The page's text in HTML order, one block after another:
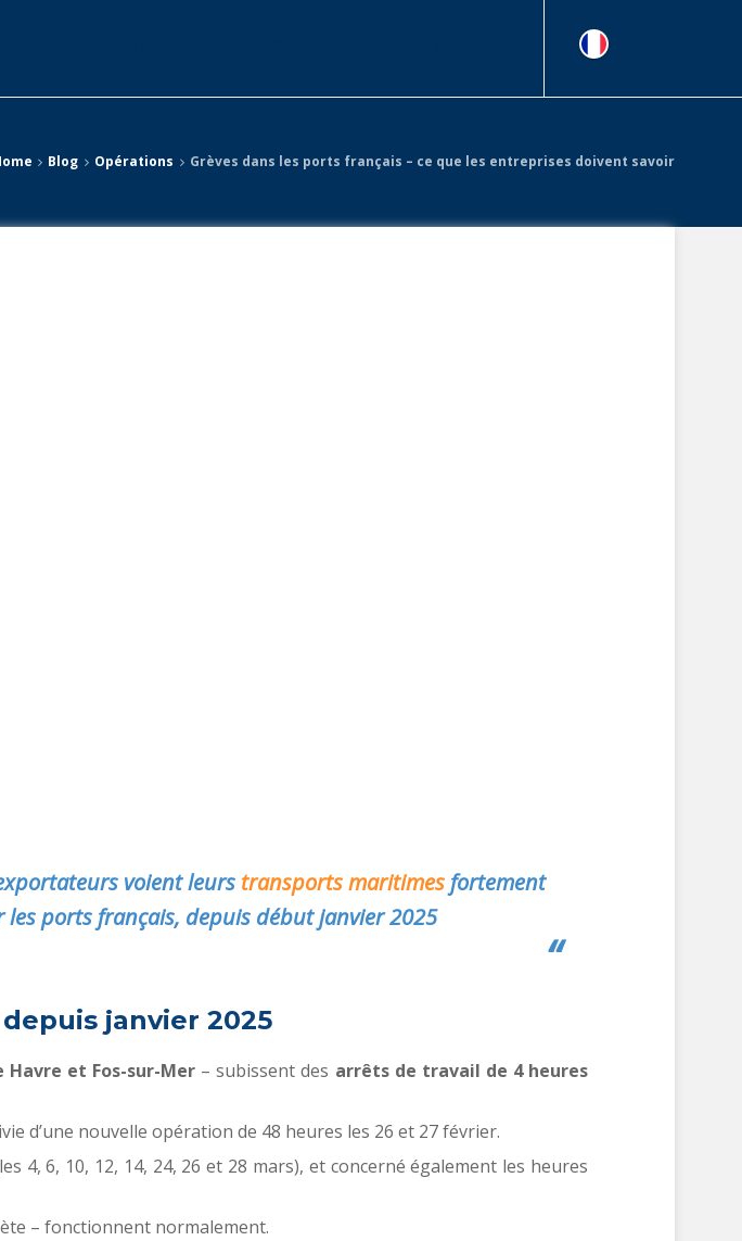
Blog Opérations Grèves dans les ports français – ce que les entreprises doivent savoir
voient leurs transports maritimes fortement
ports français, depuis début janvier 2025
janvier 2025
et Fos-sur-Mer – subissent des arrêts de travail de 4 heures
d’une nouvelle opération de 48 heures les 26 et 27 février.
4, 6, 10, 12, 14, 24, 26 et 28 mars), et concerné également les heures
– fonctionnent normalement.